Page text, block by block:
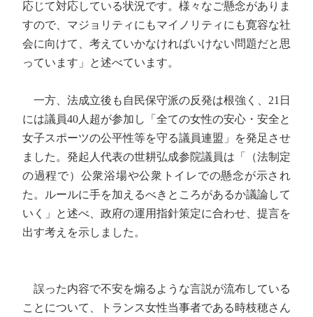
応じて対応している状況です。様々なご懸念がありま
すので、マジョリティにもマイノリティにも寛容な社
会に向けて、考えていかなければいけない問題だと思
っています」と述べています。
一方、法成立後も自民保守派の反発は根強く、21日
には議員40人超が参加し「全ての女性の安心・安全と
女子スポーツの公平性等を守る議員連盟」を発足させ
ました。発起人代表の世耕弘成参院議員は「（法制定
の過程で）公衆浴場や公衆トイレでの懸念が示され
た。ルールに手を加えるべきところがあるか議論して
いく」と述べ、政府の運用指針策定に合わせ、提言を
出す考えを示しました。
誤った内容で不安を煽るような言説が流布している
ことについて、トランス女性当事者である時枝穂さん